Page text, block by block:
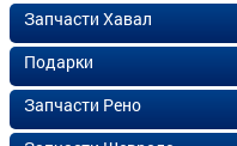
Запчасти Хавал
Подарки
Запчасти Рено